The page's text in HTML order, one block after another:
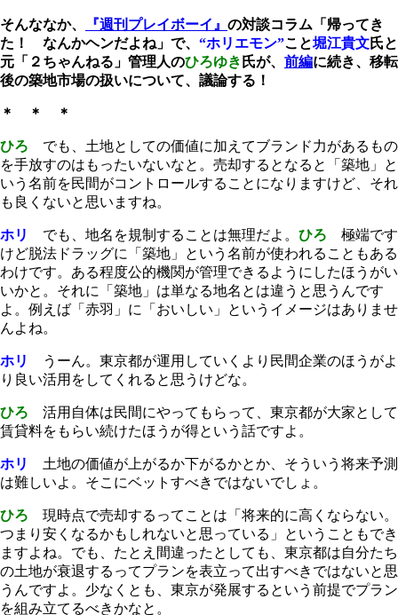
そんななか、 『週刊プレイボーイ』 の対談コラム「帰ってき
た！ なんかヘンだよね」で、 “ホリエモン”こと堀江貴文氏と
元「２ちゃんねる」管理人のひろゆき 氏が、 前編に続き、移転
後の築地市場の扱いについて、議論する！
＊ ＊ ＊
ひろ でも、土地としての価値に加えてブランド力があるもの
を手放すのはもったいないなと。売却するとなると「築地」と
いう名前を民間がコントロールすることになりますけど、それ
も良くないと思いますね。
ホリ でも、地名を規制することは無理だよ。 ひろ 極端です
けど脱法ドラッグに「築地」という名前が使われることもある
わけです。ある程度公的機関が管理できるようにしたほうがい
いかと。それに「築地」は単なる地名とは違うと思うんです
よ。例えば「赤羽」に「おいしい」というイメージはありませ
んよね。
ホリ
うーん。東京都が運用していくより民間企業のほうがよ
り良い活用をしてくれると思うけどな。
ひろ 活用自体は民間にやってもらって、東京都が大家として
賃貸料をもらい続けたほうが得という話ですよ。
ホリ
土地の価値が上がるか下がるかとか、そういう将来予測
は難しいよ。そこにベットすべきではないでしょ。
ひろ 現時点で売却するってことは「将来的に高くならない。
つまり安くなるかもしれないと思っている」ということもでき
ますよね。でも、たとえ間違ったとしても、東京都は自分たち
の土地が衰退するってプランを表立って出すべきではないと思
うんですよ。少なくとも、東京が発展するという前提でプラン
を組み立てるべきかなと。